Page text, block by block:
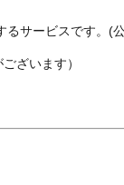
るサービスです。(
ざいます）